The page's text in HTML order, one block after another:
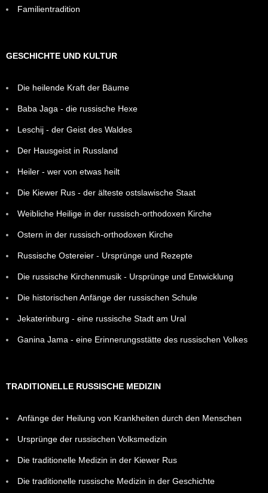
Familientradition
GESCHICHTE UND KULTUR
Die heilende Kraft der Bäume
Baba Jaga - die russische Hexe
Leschij - der Geist des Waldes
Der Hausgeist in Russland
Heiler - wer von etwas heilt
Die Kiewer Rus - der älteste ostslawische Staat
Weibliche Heilige in der russisch-orthodoxen Kirche
Ostern in der russisch-orthodoxen Kirche
Russische Ostereier - Ursprünge und Rezepte
Die russische Kirchenmusik - Ursprünge und Entwicklung
Die historischen Anfänge der russischen Schule
Jekaterinburg - eine russische Stadt am Ural
Ganina Jama - eine Erinnerungsstätte des russischen Volkes
TRADITIONELLE RUSSISCHE MEDIZIN
Anfänge der Heilung von Krankheiten durch den Menschen
Ursprünge der russischen Volksmedizin
Die traditionelle Medizin in der Kiewer Rus
Die traditionelle russische Medizin in der Geschichte